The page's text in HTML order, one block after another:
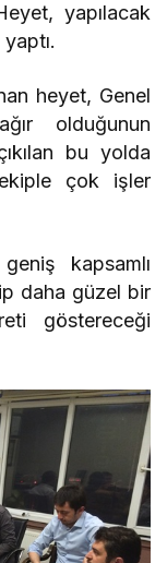
yapılacak
heyet, Genel
olduğunun
bu yolda
çok işler
kapsamlı
daha güzel bir
göstereceği